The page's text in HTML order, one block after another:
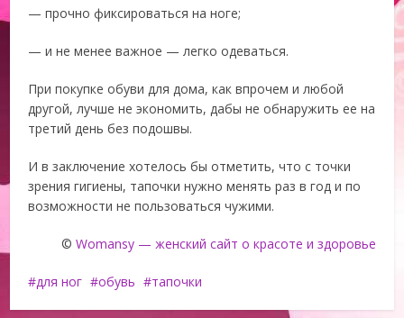
— прочно фиксироваться на ноге;
— и не менее важное — легко одеваться.
При покупке обуви для дома, как впрочем и любой
другой, лучше не экономить, дабы не обнаружить ее на
третий день без подошвы.
И в заключение хотелось бы отметить, что с точки
зрения гигиены, тапочки нужно менять раз в год и по
возможности не пользоваться чужими.
© Womansy — женский сайт о красоте и здоровье
для ног обувь тапочки